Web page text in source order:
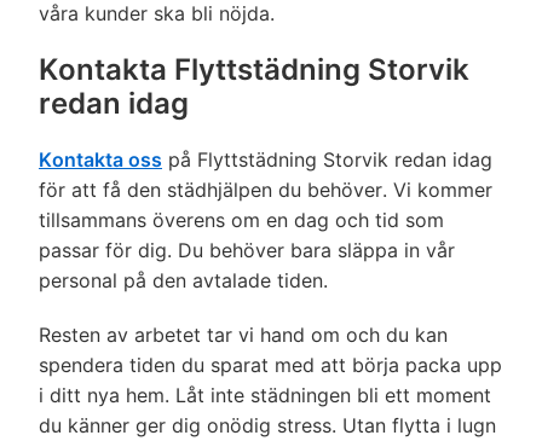
våra kunder ska bli nöjda.
Kontakta Flyttstädning Storvik
redan idag
Kontakta oss på Flyttstädning Storvik redan idag
för att få den städhjälpen du behöver. Vi kommer
tillsammans överens om en dag och tid som
passar för dig. Du behöver bara släppa in vår
personal på den avtalade tiden.
Resten av arbetet tar vi hand om och du kan
spendera tiden du sparat med att börja packa upp
i ditt nya hem. Låt inte städningen bli ett moment
du känner ger dig onödig stress. Utan flytta i lugn